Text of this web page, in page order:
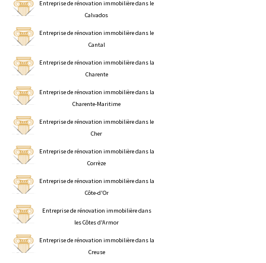
Entreprise de rénovation immobilière dans le
Calvados
Entreprise de rénovation immobilière dans le
Cantal
Entreprise de rénovation immobilière dans la
Charente
Entreprise de rénovation immobilière dans la
Charente-Maritime
Entreprise de rénovation immobilière dans le
Cher
Entreprise de rénovation immobilière dans la
Corrèze
Entreprise de rénovation immobilière dans la
Côte-d'Or
Entreprise de rénovation immobilière dans
les Côtes d'Armor
Entreprise de rénovation immobilière dans la
Creuse